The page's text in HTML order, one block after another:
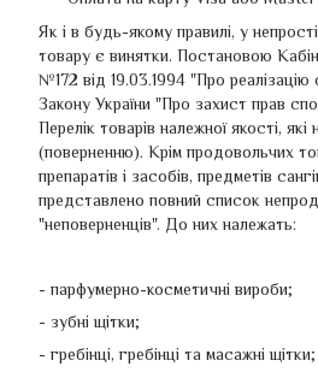
Як і в будь-якому правилі, у
товару є винятки. Постановою
№172 від 19.03.1994 "Про
Закону України "Про захист прав
Перелік товарів належної якості,
(поверненню). Крім продовольчих
препаратів і засобів, предметів
представлено повний список
"неповерненців". До них належать:
- парфумерно-косметичні вироби;
- зубні щітки;
- гребінці, гребінці та масажні щітки;